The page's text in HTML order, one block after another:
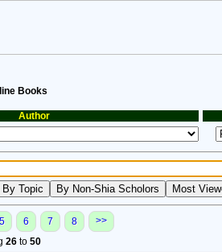
Books
Author
5 6 7 8
>>
26 to 50